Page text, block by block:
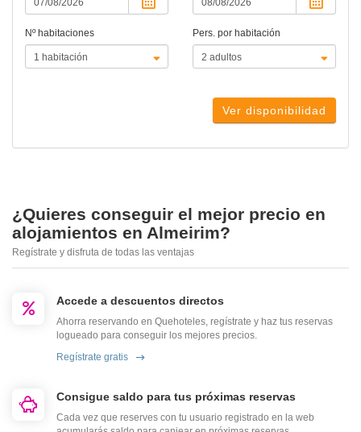
Nº habitaciones Pers. por habitación
Ver disponibilidad
¿Quieres conseguir el mejor precio en
alojamientos en Almeirim?
Regístrate y disfruta de todas las ventajas
Accede a descuentos directos
Ahorra reservando en Quehoteles, regístrate y haz tus reservas
logueado para conseguir los mejores precios.
Regístrate gratis
Consigue saldo para tus próximas reservas
Cada vez que reserves con tu usuario registrado en la web